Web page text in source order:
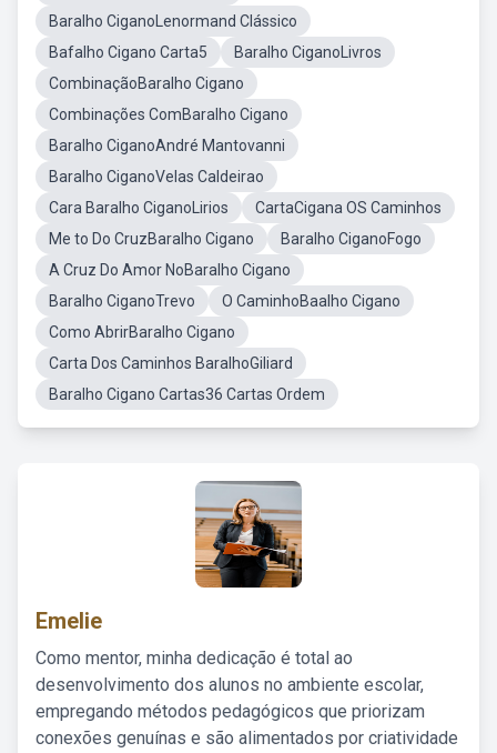
Baralho CiganoLenormand Clássico
Bafalho Cigano Carta5
Baralho CiganoLivros
CombinaçãoBaralho Cigano
Combinações ComBaralho Cigano
Baralho CiganoAndré Mantovanni
Baralho CiganoVelas Caldeirao
Cara Baralho CiganoLirios
CartaCigana OS Caminhos
Me to Do CruzBaralho Cigano
Baralho CiganoFogo
A Cruz Do Amor NoBaralho Cigano
Baralho CiganoTrevo
O CaminhoBaalho Cigano
Como AbrirBaralho Cigano
Carta Dos Caminhos BaralhoGiliard
Baralho Cigano Cartas36 Cartas Ordem
Emelie
Como mentor, minha dedicação é total ao
desenvolvimento dos alunos no ambiente escolar,
empregando métodos pedagógicos que priorizam
conexões genuínas e são alimentados por criatividade